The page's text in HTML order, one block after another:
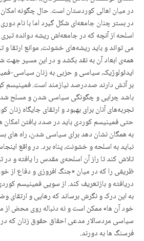
در میان اهالی کوردستان است. حال چگونە
در بستر چنان جامعەای شکل گیرد اما با نام
اسلحە از آنچە کە در جامعەاش ریشە دواندە
می تواند و باید ریشەهای خشونت، موانع ارتقا و
همەی ابعاد آن بە نقد بکشد و در این مسیر
ایدئولوژیک، سیاسی و حزبی بە زنان سیاسی-
بر آتش دارند صددرصد نیازمند است. فمینیسم
باشد چرایی و چگونگی سیاسی شدن و مسلح شدن
تجربەهای آنان برای بهبود و ارتقای جایگاه
حتی فمینیسم کوردی باید در صدد یافتن
به همگان نشان دهد برای سیاسی شدن، راه های
نباید بە اسلحە و خشونت، پناه برد. در واقع
تلاش کند تا راز آن اسلحەی مقدس را یافتە و
ظریفی را کە در میان «جنگ افروزی و دفاع از
دریافتە و بازتعریف کند. از سویی فمینیسم
بە این درک و نگرش برساند کە رهایی و ارتقای
خود آن ها» ممکن است و نە دنبالە روی محض از
سیاسی مردسالار مدعی احقاق حقوق زنان کە
فرسنگ ها به دورند.